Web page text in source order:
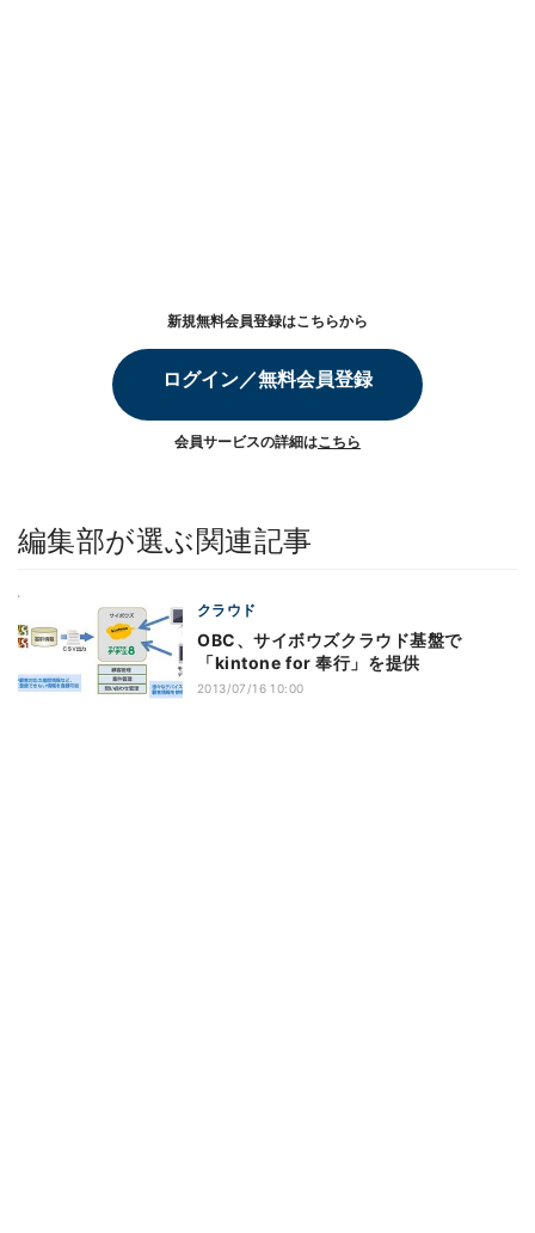
新規無料会員登録はこちらから
ログイン／無料会員登録
会員サービスの詳細はこちら
編集部が選ぶ関連記事
クラウド
OBC、サイボウズクラウド基盤で
「kintone for 奉行」を提供
2013/07/16 10:00